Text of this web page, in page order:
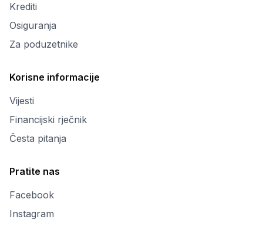
Krediti
Osiguranja
Za poduzetnike
Korisne informacije
Vijesti
Financijski rječnik
Česta pitanja
Pratite nas
Facebook
Instagram